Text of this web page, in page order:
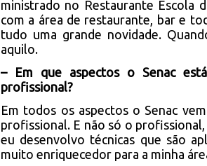
ministrado no Restaurante Escola
com a área de restaurante, bar e
tudo uma grande novidade.
aquilo.
– Em que aspectos o Senac
profissional?
Em todos os aspectos o Senac
profissional. E não só o
eu desenvolvo técnicas que são
muito enriquecedor para a minha